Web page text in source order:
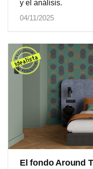
y el análisis.
04/11/2025
El fondo Around